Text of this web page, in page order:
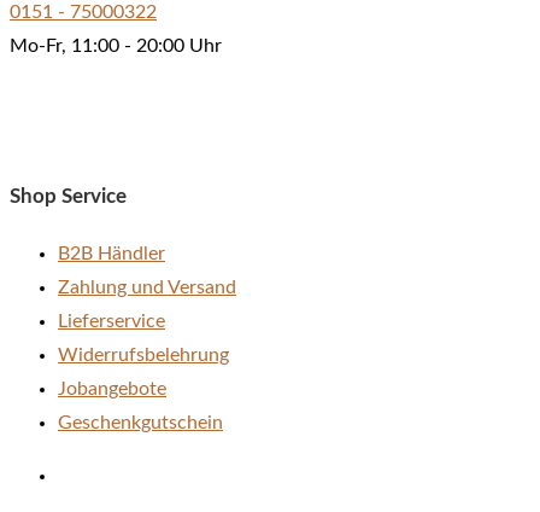
Die
0151 - 75000322
Mo-Fr, 11:00 - 20:00 Uhr
Shop Service
B2B Händler
Zahlung und Versand
Lieferservice
Widerrufsbelehrung
Jobangebote
Geschenkgutschein